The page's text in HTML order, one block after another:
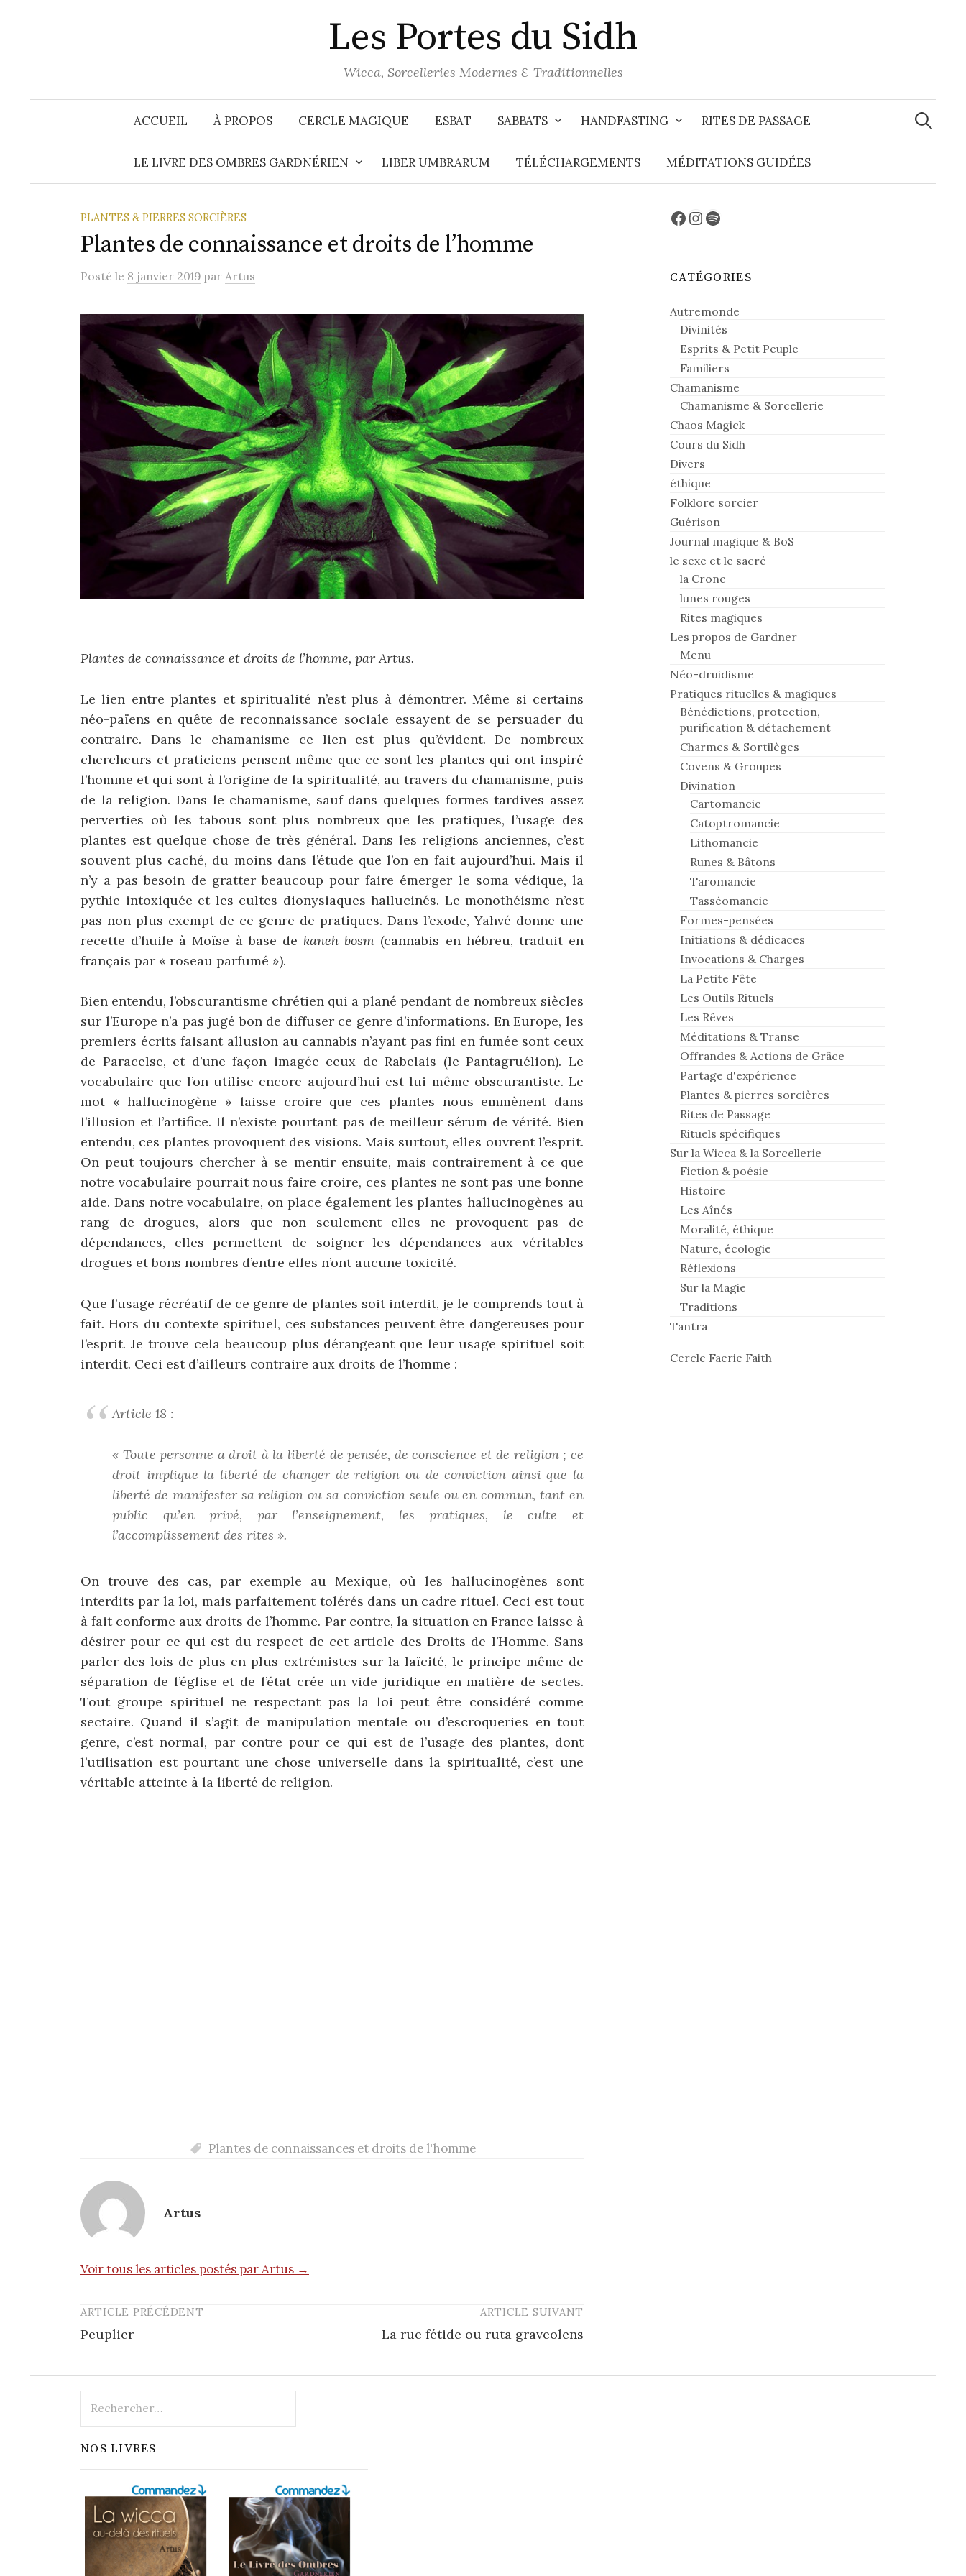
Les Portes du Sidh
Wicca, Sorcelleries Modernes & Traditionnelles
ACCUEIL À PROPOS CERCLE MAGIQUE ESBAT SABBATS HANDFASTING RITES DE PASSAGE
LE LIVRE DES OMBRES GARDNÉRIEN LIBER UMBRARUM TÉLÉCHARGEMENTS MÉDITATIONS GUIDÉES
PLANTES & PIERRES SORCIÈRES
Plantes de connaissance et droits de l’homme
Posté le 8 janvier 2019 par Artus
Plantes de connaissance et droits de l’homme, par Artus.
Le lien entre plantes et spiritualité n’est plus à démontrer. Même si certains
néo-païens en quête de reconnaissance sociale essayent de se persuader du
contraire. Dans le chamanisme ce lien est plus qu’évident. De nombreux
chercheurs et praticiens pensent même que ce sont les plantes qui ont inspiré
l’homme et qui sont à l’origine de la spiritualité, au travers du chamanisme, puis
de la religion. Dans le chamanisme, sauf dans quelques formes tardives assez
perverties où les tabous sont plus nombreux que les pratiques, l’usage des
plantes est quelque chose de très général. Dans les religions anciennes, c’est
souvent plus caché, du moins dans l’étude que l’on en fait aujourd’hui. Mais il
n’y a pas besoin de gratter beaucoup pour faire émerger le soma védique, la
pythie intoxiquée et les cultes dionysiaques hallucinés. Le monothéisme n’est
pas non plus exempt de ce genre de pratiques. Dans l’exode, Yahvé donne une
recette d’huile à Moïse à base de kaneh bosm (cannabis en hébreu, traduit en
français par « roseau parfumé »).
Bien entendu, l’obscurantisme chrétien qui a plané pendant de nombreux siècles
sur l’Europe n’a pas jugé bon de diffuser ce genre d’informations. En Europe, les
premiers écrits faisant allusion au cannabis n’ayant pas fini en fumée sont ceux
de Paracelse, et d’une façon imagée ceux de Rabelais (le Pantagruélion). Le
vocabulaire que l’on utilise encore aujourd’hui est lui-même obscurantiste. Le
mot « hallucinogène » laisse croire que ces plantes nous emmènent dans
l’illusion et l’artifice. Il n’existe pourtant pas de meilleur sérum de vérité. Bien
entendu, ces plantes provoquent des visions. Mais surtout, elles ouvrent l’esprit.
On peut toujours chercher à se mentir ensuite, mais contrairement à ce que
notre vocabulaire pourrait nous faire croire, ces plantes ne sont pas une bonne
aide. Dans notre vocabulaire, on place également les plantes hallucinogènes au
rang de drogues, alors que non seulement elles ne provoquent pas de
dépendances, elles permettent de soigner les dépendances aux véritables
drogues et bons nombres d’entre elles n’ont aucune toxicité.
Que l’usage récréatif de ce genre de plantes soit interdit, je le comprends tout à
fait. Hors du contexte spirituel, ces substances peuvent être dangereuses pour
l’esprit. Je trouve cela beaucoup plus dérangeant que leur usage spirituel soit
interdit. Ceci est d’ailleurs contraire aux droits de l’homme :
Article 18 :
« Toute personne a droit à la liberté de pensée, de conscience et de religion ; ce
droit implique la liberté de changer de religion ou de conviction ainsi que la
liberté de manifester sa religion ou sa conviction seule ou en commun, tant en
public qu’en privé, par l’enseignement, les pratiques, le culte et
l’accomplissement des rites ».
On trouve des cas, par exemple au Mexique, où les hallucinogènes sont
interdits par la loi, mais parfaitement tolérés dans un cadre rituel. Ceci est tout
à fait conforme aux droits de l’homme. Par contre, la situation en France laisse à
désirer pour ce qui est du respect de cet article des Droits de l’Homme. Sans
parler des lois de plus en plus extrémistes sur la laïcité, le principe même de
séparation de l’église et de l’état crée un vide juridique en matière de sectes.
Tout groupe spirituel ne respectant pas la loi peut être considéré comme
sectaire. Quand il s’agit de manipulation mentale ou d’escroqueries en tout
genre, c’est normal, par contre pour ce qui est de l’usage des plantes, dont
l’utilisation est pourtant une chose universelle dans la spiritualité, c’est une
véritable atteinte à la liberté de religion.
Plantes de connaissances et droits de l'homme
Artus
Voir tous les articles postés par Artus →
Post
navigation
ARTICLE PRÉCÉDENT
Peuplier
ARTICLE SUIVANT
La rue fétide ou ruta graveolens
Facebook
Instagram
Spotify
CATÉGORIES
Autremonde
Divinités
Esprits & Petit Peuple
Familiers
Chamanisme
Chamanisme & Sorcellerie
Chaos Magick
Cours du Sidh
Divers
éthique
Folklore sorcier
Guérison
Journal magique & BoS
le sexe et le sacré
la Crone
lunes rouges
Rites magiques
Les propos de Gardner
Menu
Néo-druidisme
Pratiques rituelles & magiques
Bénédictions, protection,
purification & détachement
Charmes & Sortilèges
Covens & Groupes
Divination
Cartomancie
Catoptromancie
Lithomancie
Runes & Bâtons
Taromancie
Tasséomancie
Formes-pensées
Initiations & dédicaces
Invocations & Charges
La Petite Fête
Les Outils Rituels
Les Rêves
Méditations & Transe
Offrandes & Actions de Grâce
Partage d'expérience
Plantes & pierres sorcières
Rites de Passage
Rituels spécifiques
Sur la Wicca & la Sorcellerie
Fiction & poésie
Histoire
Les Aînés
Moralité, éthique
Nature, écologie
Réflexions
Sur la Magie
Traditions
Tantra
Cercle Faerie Faith
NOS LIVRES